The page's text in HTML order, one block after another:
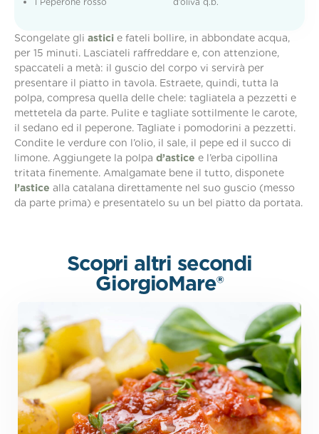
Scongelate gli astici e fateli bollire, in abbondate acqua,
per 15 minuti. Lasciateli raffreddare e, con attenzione,
spaccateli a metà: il guscio del corpo vi servirà per
presentare il piatto in tavola. Estraete, quindi, tutta la
polpa, compresa quella delle chele: tagliatela a pezzetti e
mettetela da parte. Pulite e tagliate sottilmente le carote,
il sedano ed il peperone. Tagliate i pomodorini a pezzetti.
Condite le verdure con l’olio, il sale, il pepe ed il succo di
limone. Aggiungete la polpa d’astice e l’erba cipollina
tritata finemente. Amalgamate bene il tutto, disponete
l’astice alla catalana direttamente nel suo guscio (messo
da parte prima) e presentatelo su un bel piatto da portata.
Scopri altri secondi
GiorgioMare®